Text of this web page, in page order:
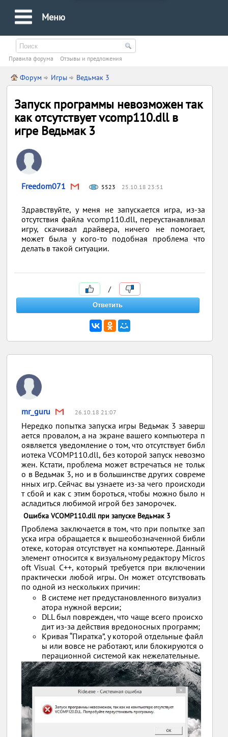
Меню
Правила форума Oтзывы и предложения
Форум Игры Ведьмак 3
Запуск программы невозможен так
как отсутствует vcomp110.dll в
игре Ведьмак 3
Freedom071 5523 25.10.18 23:51
Здравствуйте, у меня не запускается игра, из-за
отсутствия файла vcomp110.dll, переустанавливал
игру, скачивал драйвера, ничего не помогает,
может была у кого-то подобная проблема что
делать в такой ситуации.
/
mr_guru 26.10.18 21:07
Нередко попытка запуска игры Ведьмак 3 заверш
ается провалом, а на экране вашего компьютера п
оявляется уведомление о том, что отсутствует библ
иотека VCOMP110.dll, без которой запуск невозмо
жен. Кстати, проблема может встречаться не тольк
о в Ведьмак 3, но и в большинстве других совреме
нных игр. Сейчас вы узнаете из-за чего происходи
т сбой и как с этим бороться, чтобы можно было н
асладиться любимой игрой без заморочек.
Ошибка VCOMP110.dll при запуске Ведьмак 3
Проблема заключается в том, что при попытке зап
уска игра обращается к вышеобозначенной библи
отеке, которая отсутствует на компьютере. Данный
элемент относится к визуальному редактору Micros
oft Visual C++, который требуется при включении
практически любой игры. Он может отсутствовать
по одной из нескольких причин:
В системе нет предустановленного визуализ
атора нужной версии;
DLL был поврежден, что чаще всего происхо
дит из-за действия вредоносных программ;
Кривая “Пиратка”, у которой отдельные файл
ы или вовсе не работают, или блокируются о
перационной системой как нежелательные.